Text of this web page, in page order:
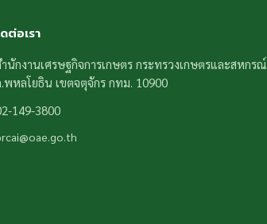
ต่อเรา
นักงานเศรษฐกิจการเกษตร กระทรวงเกษตรและสหกรณ์
พหลโยธิน เขตจตุจักร กทม. 10900
149-3800